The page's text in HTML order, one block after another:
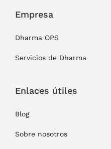
Empresa
Dharma OPS
Servicios de Dharma
Enlaces útiles
Blog
Sobre nosotros